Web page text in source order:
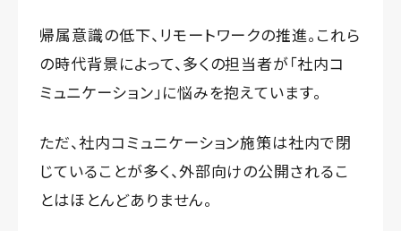
帰属意識の低下、リモートワークの推進。これら
の時代背景によって、多くの担当者が「社内コ
ミュニケーション」に悩みを抱えています。
ただ、社内コミュニケーション施策は社内で閉
じていることが多く、外部向けの公開されるこ
とはほとんどありません。